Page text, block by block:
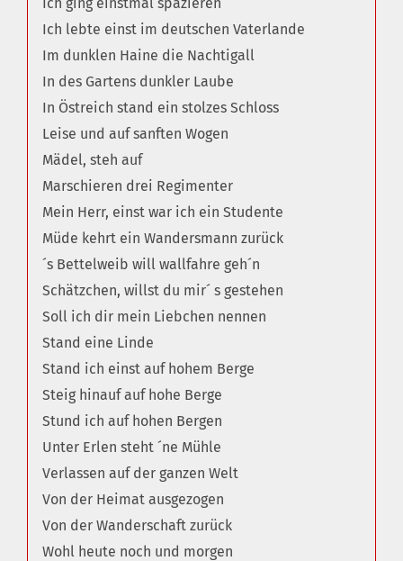
Ich lebte einst im deutschen Vaterlande
Im dunklen Haine die Nachtigall
In des Gartens dunkler Laube
In Östreich stand ein stolzes Schloss
Leise und auf sanften Wogen
Mädel, steh auf
Marschieren drei Regimenter
Mein Herr, einst war ich ein Studente
Müde kehrt ein Wandersmann zurück
´s Bettelweib will wallfahre geh´n
Schätzchen, willst du mir´ s gestehen
Soll ich dir mein Liebchen nennen
Stand eine Linde
Stand ich einst auf hohem Berge
Steig hinauf auf hohe Berge
Stund ich auf hohen Bergen
Unter Erlen steht ´ne Mühle
Verlassen auf der ganzen Welt
Von der Heimat ausgezogen
Von der Wanderschaft zurück
Wohl heute noch und morgen